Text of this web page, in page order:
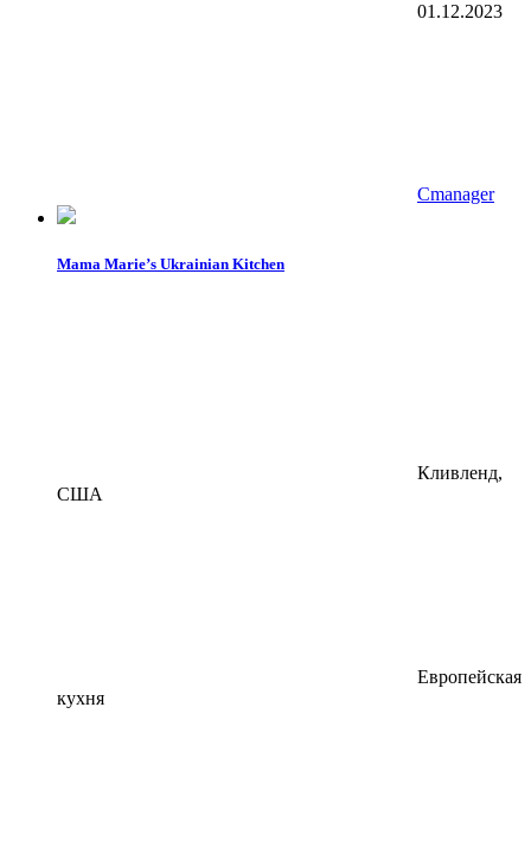
01.12.2023
Cmanager
Mama Marie’s Ukrainian Kitchen
Кливленд,
США
Европейская
кухня